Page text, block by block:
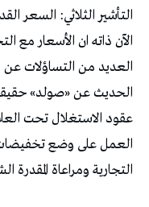
التأشير الثلاثي: السعر
الآن ذاته ان الأسعار مع
العديد من التساؤلات
الحديث عن «صولد»
عقود الاستغلال تحت
العمل على وضع
التجارية ومراعاة المقدرة